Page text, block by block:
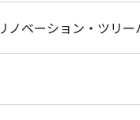
ノベーション・ツリ